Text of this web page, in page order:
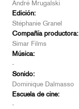
André Mrugalski
Edición:
Stéphanie Granel
Compañía productora:
Simar Films
Música:
-
Sonido:
Dominique Dalmasso
Escuela de cine:
-